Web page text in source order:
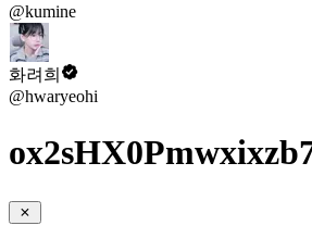
@kumine
화려희
@hwaryeohi